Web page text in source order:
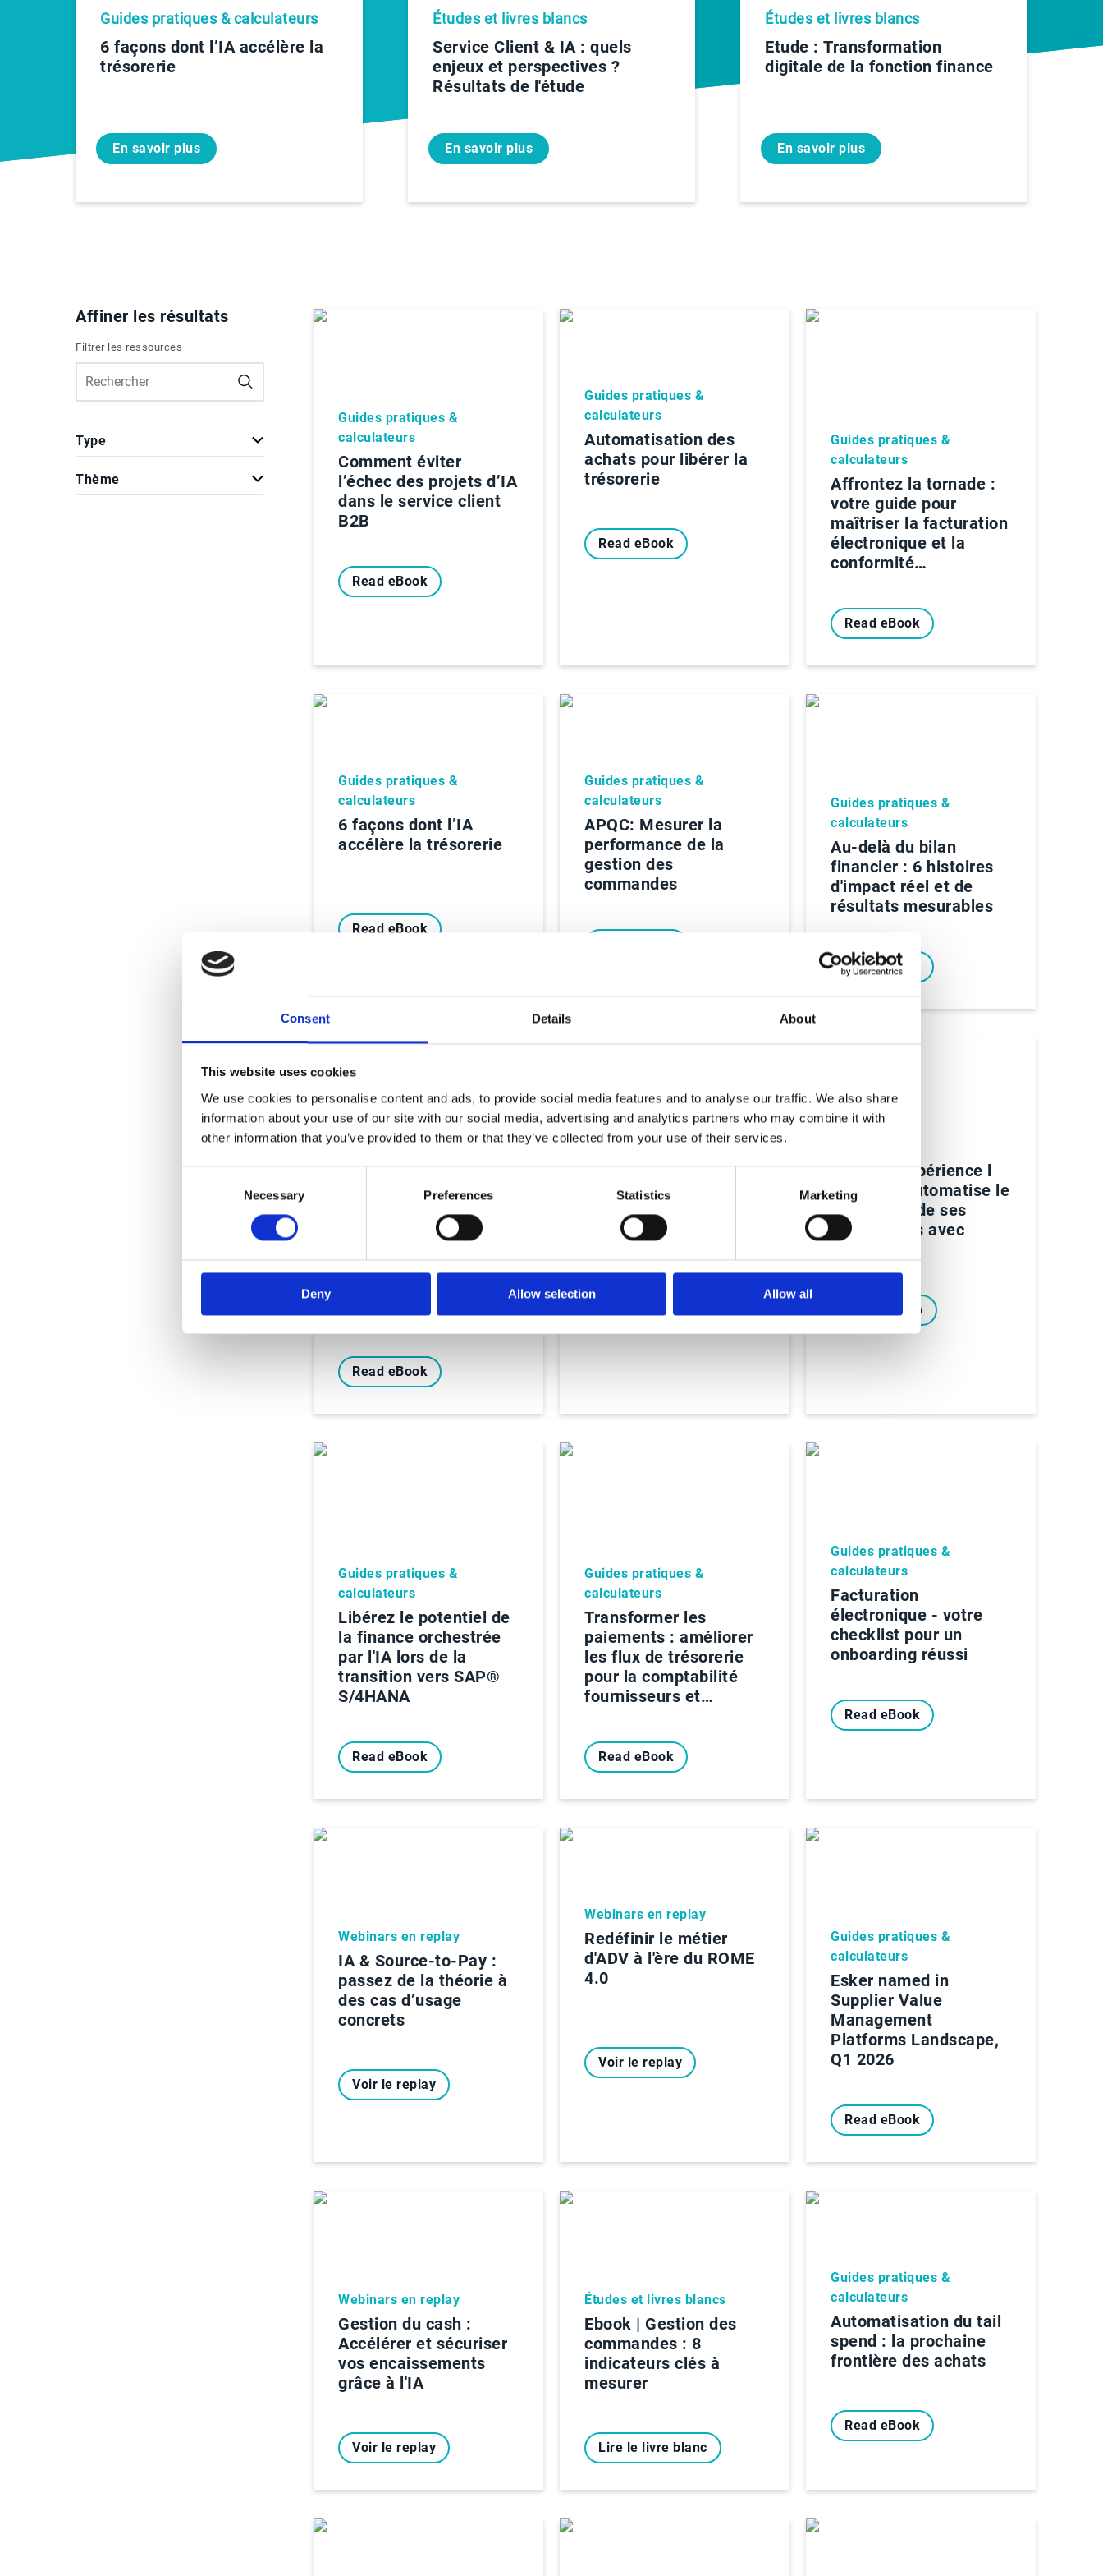
Consent Details About
This website uses cookies
We use cookies to personalise content and ads, to provide social media features and to analyse our traffic. We also share
information about your use of our site with our social media, advertising and analytics partners who may combine it with
other information that you’ve provided to them or that they’ve collected from your use of their services.
Necessary Preferences Statistics Marketing
Deny Allow selection Allow all
Guides pratiques & calculateurs
6 façons dont l’IA accélère la
trésorerie
En savoir plus
Études et livres blancs
Service Client & IA : quels
enjeux et perspectives ?
Résultats de l'étude
En savoir plus
Études et livres blancs
Etude : Transformation
digitale de la fonction finance
En savoir plus
Affiner les résultats
Filtrer les ressources
Type
Thème
Guides pratiques &
calculateurs
Comment éviter
l’échec des projets d’IA
dans le service client
B2B
Read eBook
Guides pratiques &
calculateurs
Automatisation des
achats pour libérer la
trésorerie
Read eBook
Guides pratiques &
calculateurs
Affrontez la tornade :
votre guide pour
maîtriser la facturation
électronique et la
conformité…
Read eBook
Guides pratiques &
calculateurs
6 façons dont l’IA
accélère la trésorerie
Read eBook
Guides pratiques &
calculateurs
APQC: Mesurer la
performance de la
gestion des
commandes
Guides pratiques &
calculateurs
Au-delà du bilan
financier : 6 histoires
d'impact réel et de
résultats mesurables
Read eBook
Guides pratiques &
Comment l’évolution
de la réglementation
électronique en
à…
Read eBook
Études et livres blancs
Comment éviter
l’échec des projets d’IA
dans le service client
Retour d'expérience l
Valrhona automatise le
traitement de ses
commandes avec
Voir la vidéo
Guides pratiques &
calculateurs
Libérez le potentiel de
la finance orchestrée
par l'IA lors de la
transition vers SAP®
S/4HANA
Read eBook
Guides pratiques &
calculateurs
Transformer les
paiements : améliorer
les flux de trésorerie
pour la comptabilité
fournisseurs et…
Read eBook
Guides pratiques &
calculateurs
Facturation
électronique - votre
checklist pour un
onboarding réussi
Read eBook
Webinars en replay
IA & Source-to-Pay :
passez de la théorie à
des cas d’usage
concrets
Voir le replay
Webinars en replay
Redéfinir le métier
d'ADV à l'ère du ROME
4.0
Voir le replay
Guides pratiques &
calculateurs
Esker named in
Supplier Value
Management
Platforms Landscape,
Q1 2026
Read eBook
Webinars en replay
Gestion du cash :
Accélérer et sécuriser
vos encaissements
grâce à l'IA
Voir le replay
Études et livres blancs
Ebook | Gestion des
commandes : 8
indicateurs clés à
mesurer
Lire le livre blanc
Guides pratiques &
calculateurs
Automatisation du tail
spend : la prochaine
frontière des achats
Read eBook